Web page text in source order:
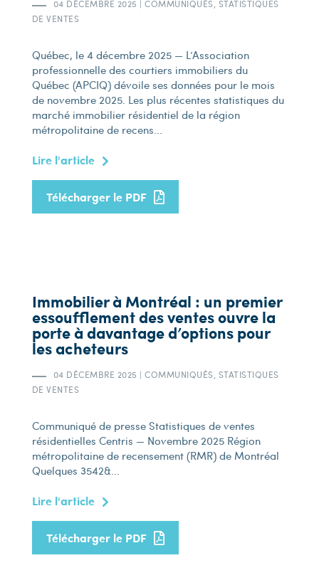
04 DÉCEMBRE 2025 | COMMUNIQUÉS, STATISTIQUES
DE VENTES
Québec, le 4 décembre 2025 — L’Association
professionnelle des courtiers immobiliers du
Québec (APCIQ) dévoile ses données pour le mois
de novembre 2025. Les plus récentes statistiques du
marché immobilier résidentiel de la région
métropolitaine de recens...
Lire l'article
Télécharger le PDF
Immobilier à Montréal : un premier
essoufflement des ventes ouvre la
porte à davantage d’options pour
les acheteurs
04 DÉCEMBRE 2025 | COMMUNIQUÉS, STATISTIQUES
DE VENTES
Communiqué de presse Statistiques de ventes
résidentielles Centris — Novembre 2025 Région
métropolitaine de recensement (RMR) de Montréal
Quelques 3 542&...
Lire l'article
Télécharger le PDF